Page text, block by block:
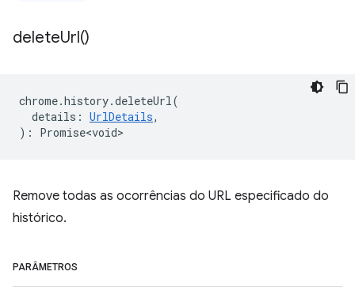
deleteUrl()
chrome.history.deleteUrl(
details : UrlDetails,
) : Promise<void>
Remove todas as ocorrências do URL especificado do
histórico.
PARÂMETROS